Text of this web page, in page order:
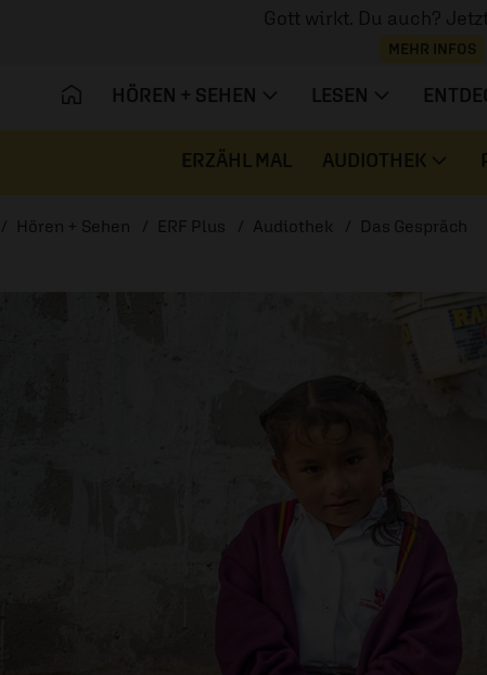
Gott wirkt. Du auch?
MEHR INFOS
HÖREN + SEHEN LESEN
ERZÄHL MAL AUDIOTHEK
Startseite
Hören + Sehen ERF Plus Audiothek Das Gespräch